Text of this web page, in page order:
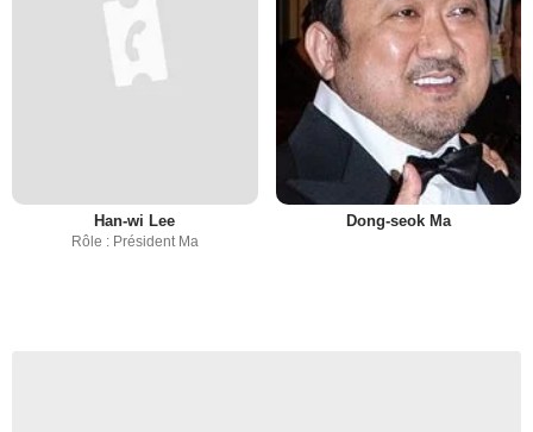
Han-wi Lee
Rôle : Président Ma
Dong-seok Ma